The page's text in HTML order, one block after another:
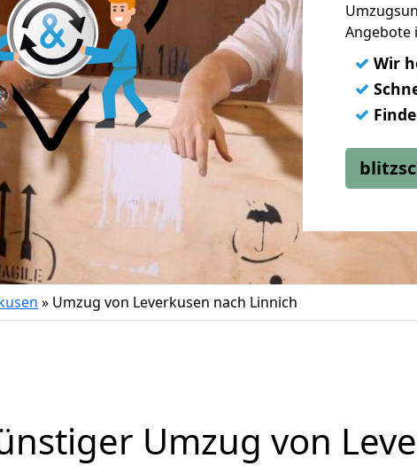
Angebote
✓ Wir
✓
✓
» Umzug von Leverkusen nach Linnich
Umzug von